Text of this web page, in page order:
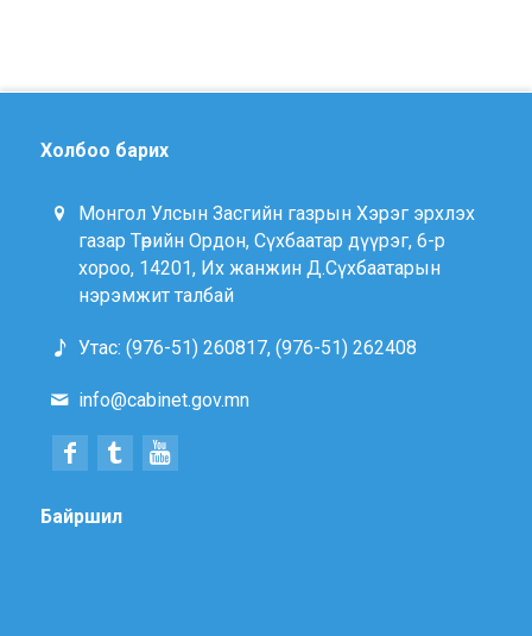
Холбоо барих
Монгол Улсын Засгийн газрын Хэрэг эрхлэх
газар Төрийн Ордон, Сүхбаатар дүүрэг, 6-р
хороо, 14201, Их жанжин Д.Сүхбаатарын
нэрэмжит талбай
Утас: (976-51) 260817, (976-51) 262408
info@cabinet.gov.mn
Байршил